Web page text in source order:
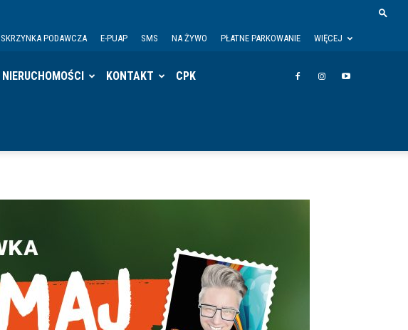
SKRZYNKA PODAWCZA E-PUAP SMS NA ŻYWO PŁATNE PARKOWANIE WIĘCEJ
NIERUCHOMOŚCI KONTAKT CPK